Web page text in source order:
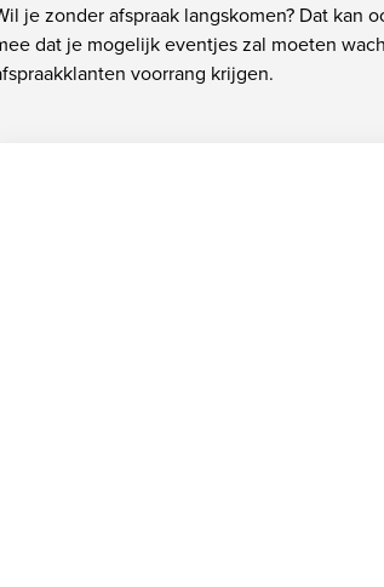
je zonder afspraak langskomen? Dat kan
dat je mogelijk eventjes zal moeten
voorrang krijgen.